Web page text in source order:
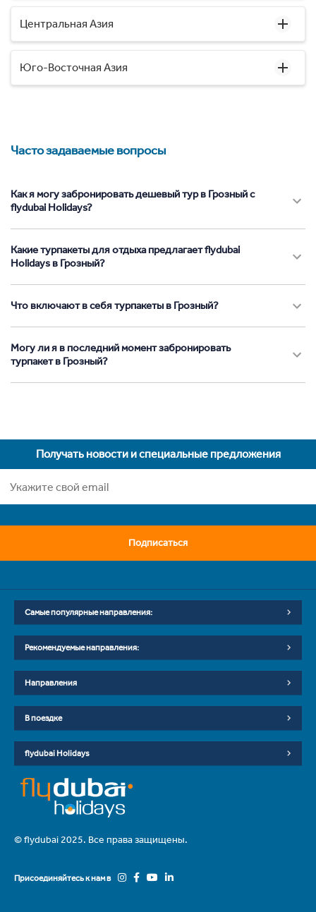
Центральная Азия
Юго-Восточная Азия
Часто задаваемые вопросы
Как я могу забронировать дешевый тур в Грозный с
flydubai Holidays?
Какие турпакеты для отдыха предлагает flydubai
Holidays в Грозный?
Что включают в себя турпакеты в Грозный?
Могу ли я в последний момент забронировать
турпакет в Грозный?
Получать новости и специальные предложения
Подписаться
Самые популярные направления:
Рекомендуемые направления:
Направления
В поездке
flydubai Holidays
© flydubai 2025. Все права защищены.
Присоединяйтесь к нам в